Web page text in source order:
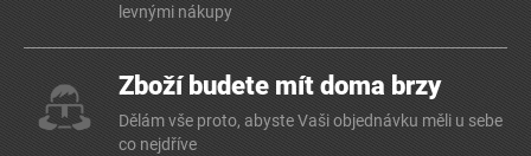
levnými nákupy
Zboží budete mít doma brzy
Dělám vše proto, abyste Vaši objednávku měli u sebe
co nejdříve